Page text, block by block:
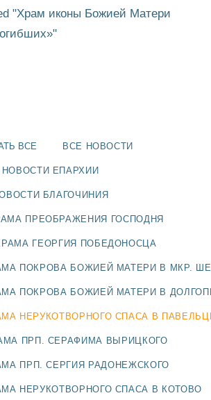
"Храм иконы Божией Матери
ВСЕ ВСЕ НОВОСТИ
НОВОСТИ ЕПАРХИИ
БЛАГОЧИНИЯ
ПРЕОБРАЖЕНИЯ ГОСПОДНЯ
ГЕОРГИЯ ПОБЕДОНОСЦА
ПОКРОВА БОЖИЕЙ МАТЕРИ В МКР.
ПОКРОВА БОЖИЕЙ МАТЕРИ В
НЕРУКОТВОРНОГО СПАСА В
ПРП. СЕРАФИМА ВЫРИЦКОГО
ПРП. СЕРГИЯ РАДОНЕЖСКОГО
НЕРУКОТВОРНОГО СПАСА В КОТОВО